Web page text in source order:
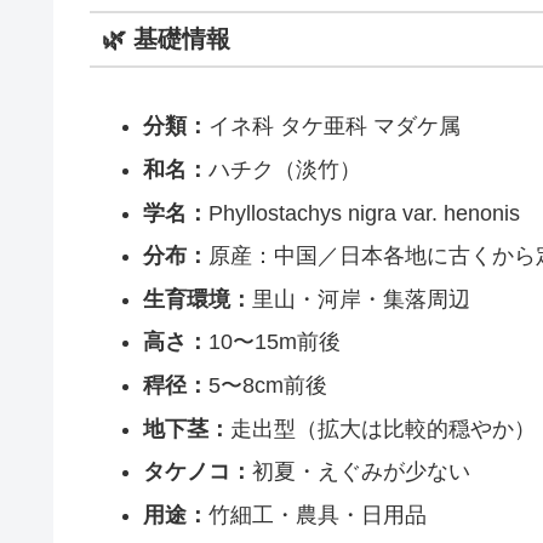
🌿 基礎情報
分類： イネ科 タケ亜科 マダケ属
和名： ハチク（淡竹）
学名： Phyllostachys nigra var. henonis
分布： 原産：中国／日本各地に古くから
生育環境： 里山・河岸・集落周辺
高さ： 10〜15m前後
稈径： 5〜8cm前後
地下茎： 走出型（拡大は比較的穏やか）
タケノコ： 初夏・えぐみが少ない
用途： 竹細工・農具・日用品